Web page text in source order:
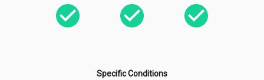
Specific Conditions